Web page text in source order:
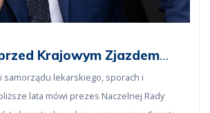
Krajowym Zjazdem
samorządu lekarskiego, sporach i
lata mówi prezes Naczelnej Rady